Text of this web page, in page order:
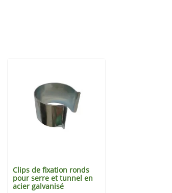
Clips de fixation ronds
pour serre et tunnel en
acier galvanisé